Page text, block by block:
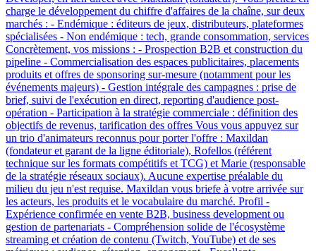
charge le développement du chiffre d'affaires de la chaîne, sur deux
marchés : - Endémique : éditeurs de jeux, distributeurs, plateformes
spécialisées - Non endémique : tech, grande consommation, services
Concrètement, vos missions : - Prospection B2B et construction du
pipeline - Commercialisation des espaces publicitaires, placements
produits et offres de sponsoring sur-mesure (notamment pour les
événements majeurs) - Gestion intégrale des campagnes : prise de
brief, suivi de l'exécution en direct, reporting d'audience post-
opération - Participation à la stratégie commerciale : définition des
objectifs de revenus, tarification des offres Vous vous appuyez sur
un trio d'animateurs reconnus pour porter l'offre : Maxildan
(fondateur et garant de la ligne éditoriale), Rofellos (référent
technique sur les formats compétitifs et TCG) et Marie (responsable
de la stratégie réseaux sociaux). Aucune expertise préalable du
milieu du jeu n'est requise. Maxildan vous briefe à votre arrivée sur
les acteurs, les produits et le vocabulaire du marché. Profil -
Expérience confirmée en vente B2B, business development ou
gestion de partenariats - Compréhension solide de l'écosystème
streaming et création de contenu (Twitch, YouTube) et de ses